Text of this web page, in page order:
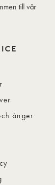
till vår
ånger